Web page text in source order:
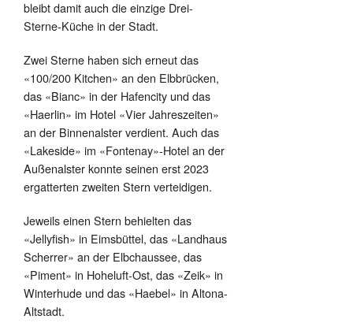
bleibt damit auch die einzige Drei-
Sterne-Küche in der Stadt.
Zwei Sterne haben sich erneut das
«100/200 Kitchen» an den Elbbrücken,
das «Bianc» in der Hafencity und das
«Haerlin» im Hotel «Vier Jahreszeiten»
an der Binnenalster verdient. Auch das
«Lakeside» im «Fontenay»-Hotel an der
Außenalster konnte seinen erst 2023
ergatterten zweiten Stern verteidigen.
Jeweils einen Stern behielten das
«Jellyfish» in Eimsbüttel, das «Landhaus
Scherrer» an der Elbchaussee, das
«Piment» in Hoheluft-Ost, das «Zeik» in
Winterhude und das «Haebel» in Altona-
Altstadt.